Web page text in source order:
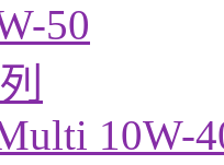
50
10W-